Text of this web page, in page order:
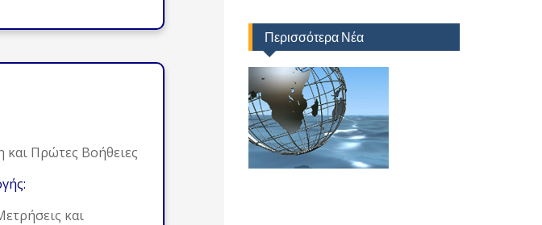
Πρώτες Βοήθειες
και
Περισσότερα Νέα